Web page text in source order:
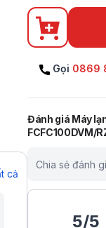
cả
Gọi 0869
Đánh giá Máy
FCFC100DVM/
Chia sẻ đánh
5/5